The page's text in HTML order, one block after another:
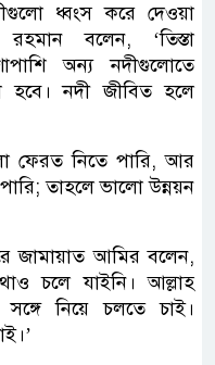
ধ্বংস করে দেওয়া
বলেন, ‘তিস্তা
অন্য নদীগুলোতে
হবে। নদী জীবিত হলে
ফেরত নিতে পারি, আর
তাহলে ভালো উন্নয়ন
জামায়াত আমির বলেন,
চলে যাইনি। আল্লাহ
নিয়ে চলতে চাই।